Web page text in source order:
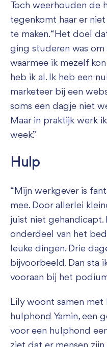
Toch weerhouden de
tegenkomt haar er
te maken. “Het doel
ging studeren was om
waarmee ik mezelf
heb ik al. Ik heb een
marketeer bij een
soms een dagje niet
Maar in praktijk werk
week.”
Hulp
“Mijn werkgever is
mee. Door allerlei
juist niet
onderdeel van het
leuke dingen. Drie
bijvoorbeeld. Dan sta
vooraan bij het
Lily woont samen met
hulphond Yamin, een
voor een hulphond